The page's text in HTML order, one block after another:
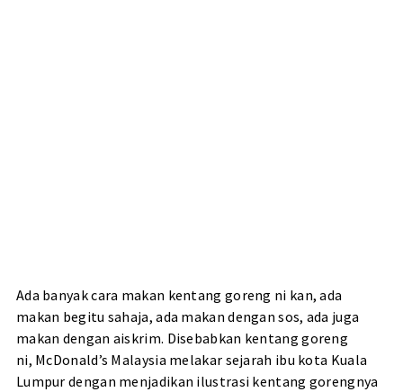
Ada banyak cara makan kentang goreng ni kan, ada
makan begitu sahaja, ada makan dengan sos, ada juga
makan dengan aiskrim. Disebabkan kentang goreng
ni, McDonald’s Malaysia melakar sejarah ibu kota Kuala
Lumpur dengan menjadikan ilustrasi kentang gorengnya